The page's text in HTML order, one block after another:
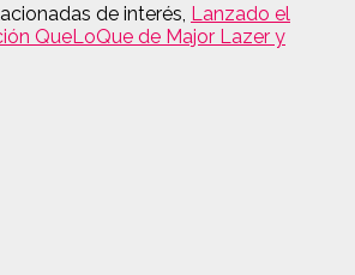
de interés, Lanzado el
QueLoQue de Major Lazer y